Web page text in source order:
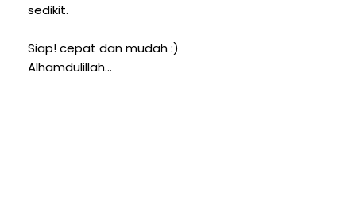
sedikit.
Siap! cepat dan mudah :)
Alhamdulillah...